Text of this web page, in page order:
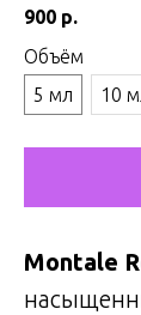
900 р.
Объём
5 мл
10
Montale